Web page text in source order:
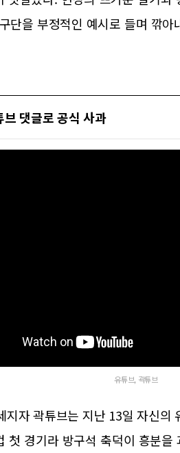
단을 부정적인 예시로 들며 깎
댓글로 공식 사과
유튜브, 곽튜브
지자 곽튜브는 지난 13일 자신의
첫 경기라 방구석 축덕이 흥분